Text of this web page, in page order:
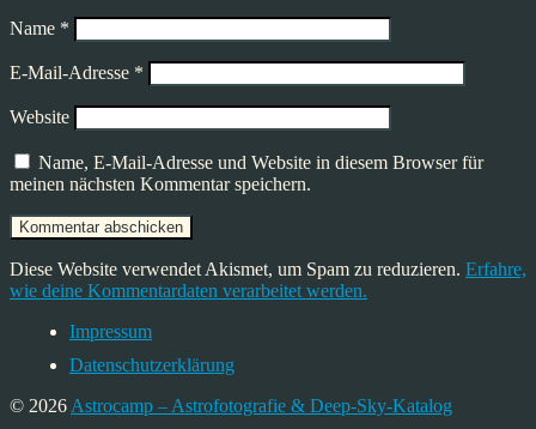
Name *
E-Mail-Adresse *
Website
Name, E-Mail-Adresse und Website in diesem Browser für
meinen nächsten Kommentar speichern.
Diese Website verwendet Akismet, um Spam zu reduzieren. Erfahre,
wie deine Kommentardaten verarbeitet werden.
Impressum
Datenschutzerklärung
© 2026 Astrocamp – Astrofotografie & Deep-Sky-Katalog